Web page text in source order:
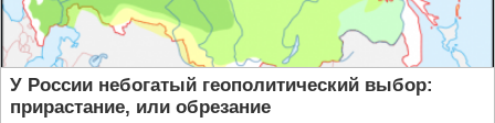
У России небогатый геополитический выбор:
прирастание, или обрезание